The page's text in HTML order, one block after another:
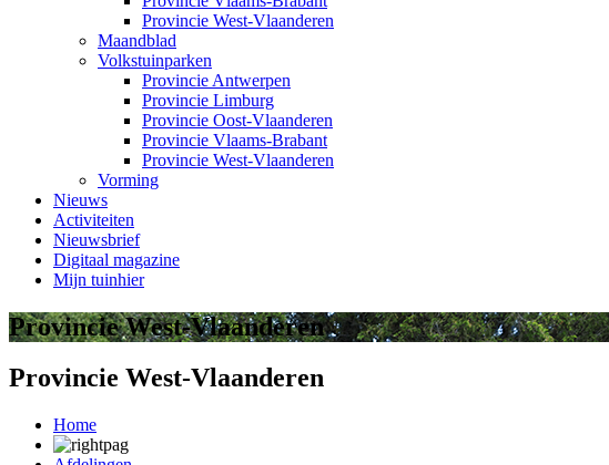
Provincie West-Vlaanderen
Maandblad
Volkstuinparken
Provincie Antwerpen
Provincie Limburg
Provincie Oost-Vlaanderen
Provincie Vlaams-Brabant
Provincie West-Vlaanderen
Vorming
Nieuws
Activiteiten
Nieuwsbrief
Digitaal magazine
Mijn tuinhier
Provincie West-Vlaanderen
Provincie West-Vlaanderen
Home